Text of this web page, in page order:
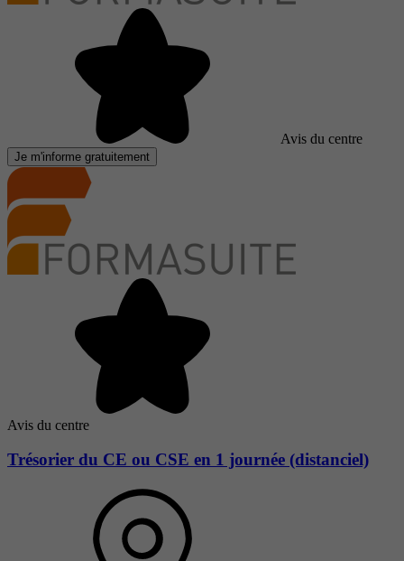
Avis du centre
Je m'informe gratuitement
Avis du centre
Trésorier du CE ou CSE en 1 journée (distanciel)